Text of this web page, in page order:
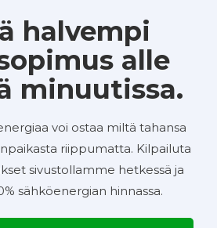
halvempi
alle
minuutissa.
voi ostaa miltä tahansa
riippumatta. Kilpailuta
sivustollamme hetkessä ja
sähköenergian hinnassa.